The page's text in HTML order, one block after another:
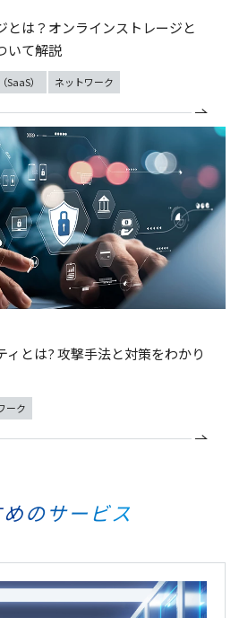
とは？オンラインストレージと
いて解説
SaaS） ネットワーク
ィとは? 攻撃手法と対策をわかり
ーク
のサービス